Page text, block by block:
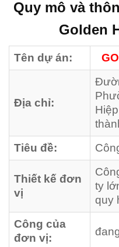
Quy mô và
Golden
Tên dự án:
Địa chỉ:
Tiêu đề:
Thiết kế đơn
vị
ty
quy
Công của
đơn vị: